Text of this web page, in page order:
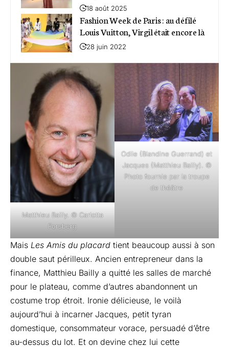
18 août 2025
Fashion Week de Paris : au défilé
Louis Vuitton, Virgil était encore là
28 juin 2022
Matthieu Bailly. © Carlotta
Forsberg
Odile (Blandine Guerrand) et
Jacques (Matthieu Bailly). ©
Photo fournie par la troupe
de théâtre
Mais Les Amis du placard tient beaucoup aussi à son
double saut périlleux. Ancien entrepreneur dans la
finance, Matthieu Bailly a quitté les salles de marché
pour le plateau, comme d’autres abandonnent un
costume trop étroit. Ironie délicieuse, le voilà
aujourd’hui à incarner Jacques, petit tyran
domestique, consommateur vorace, persuadé d’être
au-dessus du lot. Et on devine chez lui cette